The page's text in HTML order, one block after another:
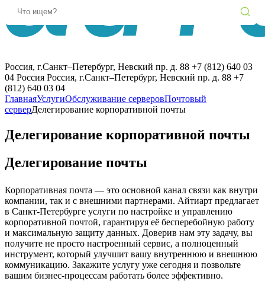
Россия, г.Санкт–Петербург, Невский пр. д. 88 +7 (812) 640 03
04 Россия Россия, г.Санкт–Петербург, Невский пр. д. 88 +7
(812) 640 03 04
ГлавнаяУслугиОбслуживание серверовПочтовый
серверДелегирование корпоративной почты
Делегирование корпоративной почты
Делегирование почты
Корпоративная почта — это основной канал связи как внутри
компании, так и с внешними партнерами. Айтиарт предлагает
в Санкт-Петербурге услуги по настройке и управлению
корпоративной почтой, гарантируя её бесперебойную работу
и максимальную защиту данных. Доверив нам эту задачу, вы
получите не просто настроенный сервис, а полноценный
инструмент, который улучшит вашу внутреннюю и внешнюю
коммуникацию. Закажите услугу уже сегодня и позвольте
вашим бизнес-процессам работать более эффективно.